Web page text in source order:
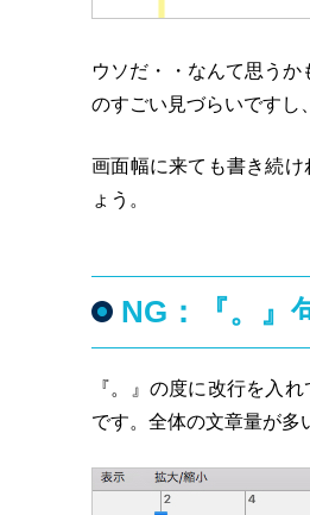
ウソだ・・なんて思う
のすごい見づらいですし
画面幅に来ても書き続
ょう。
NG：『。』
『。』の度に改行を入
です。全体の文章量が多